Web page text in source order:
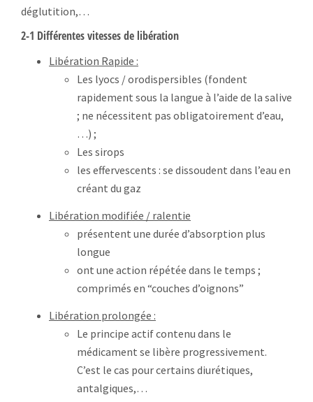
déglutition,…
2-1 Différentes vitesses de libération
Libération Rapide :
Les lyocs / orodispersibles (fondent
rapidement sous la langue à l’aide de la salive
; ne nécessitent pas obligatoirement d’eau,
…) ;
Les sirops
les effervescents : se dissoudent dans l’eau en
créant du gaz
Libération modifiée / ralentie
présentent une durée d’absorption plus
longue
ont une action répétée dans le temps ;
comprimés en “couches d’oignons”
Libération prolongée :
Le principe actif contenu dans le
médicament se libère progressivement.
C’est le cas pour certains diurétiques,
antalgiques,…